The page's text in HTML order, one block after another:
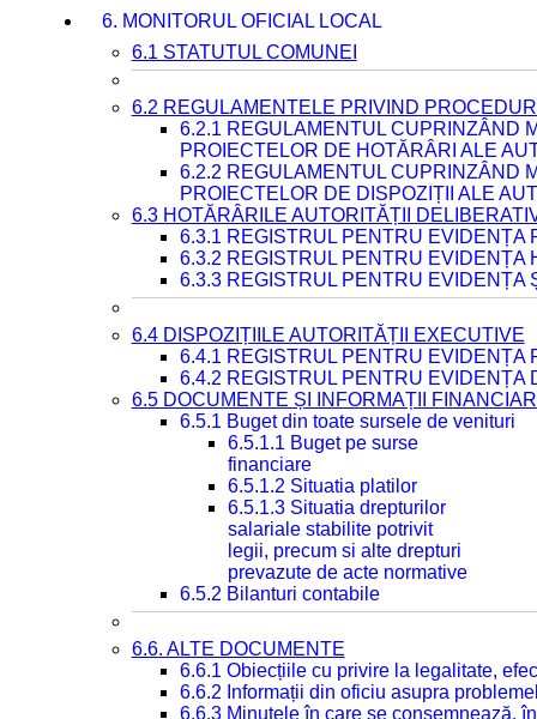
6. MONITORUL OFICIAL LOCAL
6.1 STATUTUL COMUNEI
6.2 REGULAMENTELE PRIVIND
6.2.1 REGULAMENTUL CUPRINZÂND
PROIECTELOR DE HOTĂRÂRI ALE
6.2.2 REGULAMENTUL CUPRINZÂND
PROIECTELOR DE DISPOZIȚII ALE
6.3 HOTĂRÂRILE AUTORITĂȚII
6.3.1 REGISTRUL PENTRU EVIDENȚA
6.3.2 REGISTRUL PENTRU EVIDENȚA
6.3.3 REGISTRUL PENTRU EVIDENȚA
6.4 DISPOZIȚIILE AUTORITĂȚII EXECUTIVE
6.4.1 REGISTRUL PENTRU EVIDENȚA
6.4.2 REGISTRUL PENTRU EVIDENȚA
6.5 DOCUMENTE ȘI INFORMAȚII
6.5.1 Buget din toate sursele de venituri
6.5.1.1 Buget pe surse
financiare
6.5.1.2 Situatia platilor
6.5.1.3 Situatia drepturilor
salariale stabilite potrivit
legii, precum si alte drepturi
prevazute de acte normative
6.5.2 Bilanturi contabile
6.6. ALTE DOCUMENTE
6.6.1 Obiecțiile cu privire la legalitate,
6.6.2 Informații din oficiu asupra
6.6.3 Minutele în care se consemnează,